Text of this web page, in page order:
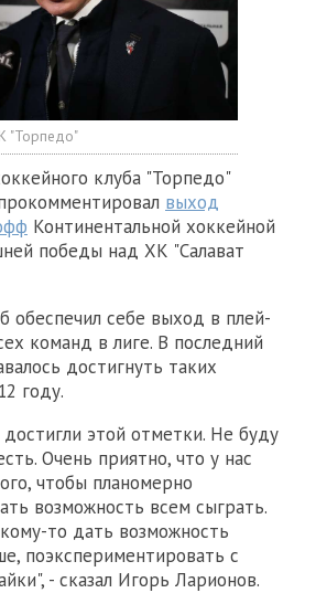
"Торпедо"
клуба "Торпедо"
выход
Континентальной хоккейной
победы над ХК "Салават
обеспечил себе выход в плей-
команд в лиге. В последний
достигнуть таких
году.
этой отметки. Не буду
Очень приятно, что у нас
чтобы планомерно
возможность всем сыграть.
то дать возможность
поэкспериментировать с
- сказал Игорь Ларионов.